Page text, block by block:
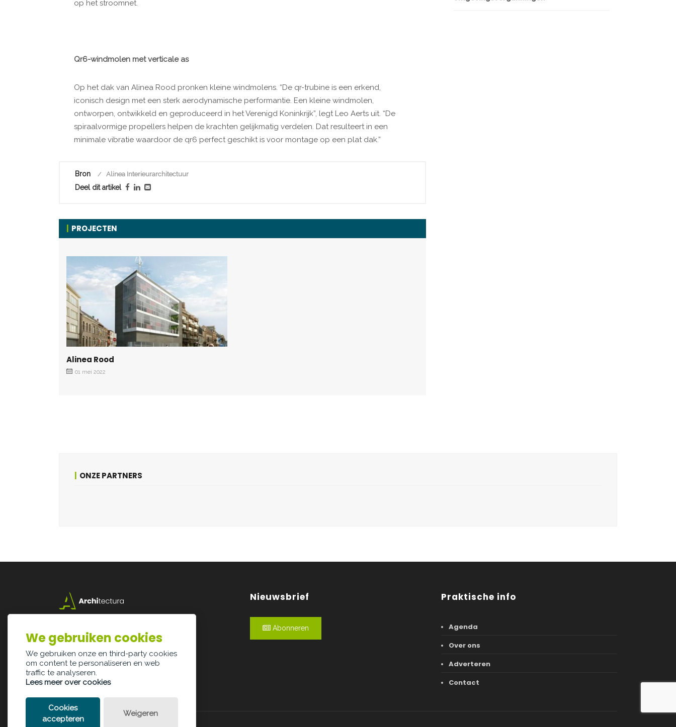
op het stroomnet.
Qr6-windmolen met verticale as
Op het dak van Alinea Rood pronken kleine windmolens. “De qr-trubine is een erkend,
iconisch design met een sterk aerodynamische performantie. Een kleine windmolen,
ontworpen, ontwikkeld en geproduceerd in het Verenigd Koninkrijk”, legt Leo Aerts uit. “De
spiraalvormige propellers helpen de krachten gelijkmatig verdelen. Dat resulteert in een
minimale vibratie waardoor de qr6 perfect geschikt is voor montage op een plat dak.”
Bron Alinea Interieurarchitectuur
Deel dit artikel
PROJECTEN
Alinea Rood
01 mei 2022
ONZE PARTNERS
3500 Hasselt
info@architectura.be
Nieuwsbrief
Abonneren
Praktische info
Agenda
Over ons
Adverteren
Contact
We gebruiken cookies
We gebruiken onze en third-party cookies
om content te personaliseren en web
traffic te analyseren.
Lees meer over cookies
Cookies
accepteren
Weigeren